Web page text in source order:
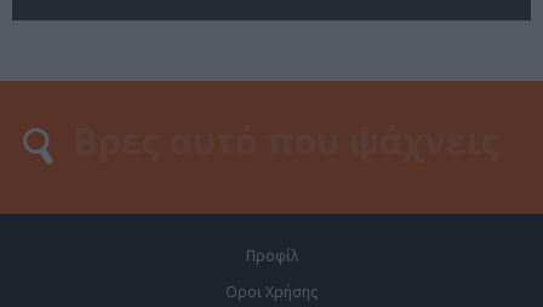
Προφίλ
Οροι Χρήσης